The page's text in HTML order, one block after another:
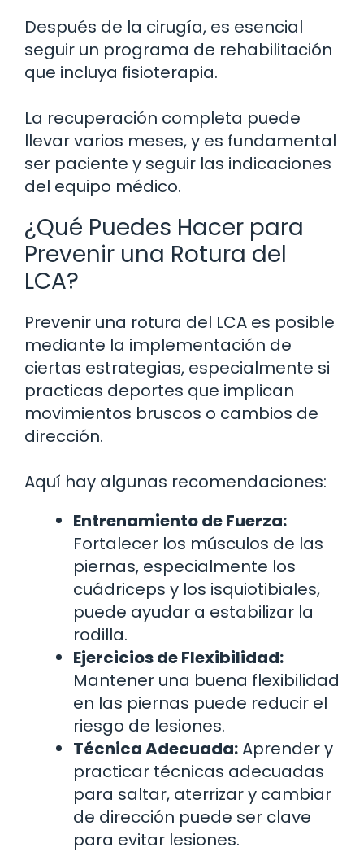
Después de la cirugía, es esencial
seguir un programa de rehabilitación
que incluya fisioterapia.
La recuperación completa puede
llevar varios meses, y es fundamental
ser paciente y seguir las indicaciones
del equipo médico.
¿Qué Puedes Hacer para
Prevenir una Rotura del
LCA?
Prevenir una rotura del LCA es posible
mediante la implementación de
ciertas estrategias, especialmente si
practicas deportes que implican
movimientos bruscos o cambios de
dirección.
Aquí hay algunas recomendaciones:
Entrenamiento de Fuerza:
Fortalecer los músculos de las
piernas, especialmente los
cuádriceps y los isquiotibiales,
puede ayudar a estabilizar la
rodilla.
Ejercicios de Flexibilidad:
Mantener una buena flexibilidad
en las piernas puede reducir el
riesgo de lesiones.
Técnica Adecuada:Aprender y
practicar técnicas adecuadas
para saltar, aterrizar y cambiar
de dirección puede ser clave
para evitar lesiones.